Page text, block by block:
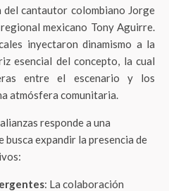
cantautor colombiano Jorge
mexicano Tony Aguirre.
inyectaron dinamismo a la
esencial del concepto, la cual
entre el escenario y los
atmósfera comunitaria.
responde a una
expandir la presencia de
: La colaboración